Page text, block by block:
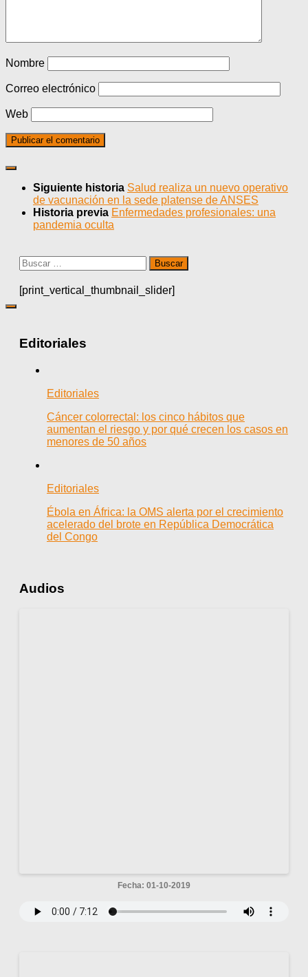
Nombre
Correo electrónico
Web
Siguiente historia Salud realiza un nuevo operativo
de vacunación en la sede platense de ANSES
Historia previa Enfermedades profesionales: una
pandemia oculta
Buscar:
[print_vertical_thumbnail_slider]
Editoriales
Editoriales
Cáncer colorrectal: los cinco hábitos que
aumentan el riesgo y por qué crecen los casos en
menores de 50 años
Editoriales
Ébola en África: la OMS alerta por el crecimiento
acelerado del brote en República Democrática
del Congo
Audios
Fecha: 01-10-2019